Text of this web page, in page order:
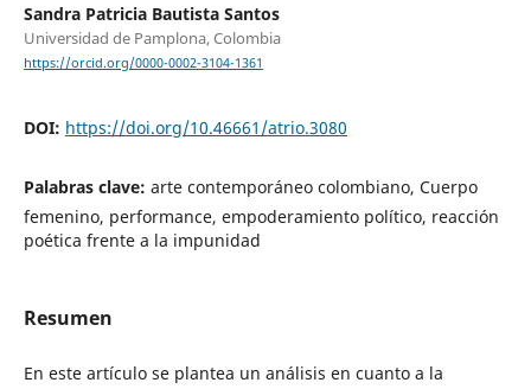
Sandra Patricia Bautista Santos
Universidad de Pamplona, Colombia
https://orcid.org/0000-0002-3104-1361
DOI: https://doi.org/10.46661/atrio.3080
Palabras clave: arte contemporáneo colombiano, Cuerpo
femenino, performance, empoderamiento político, reacción
poética frente a la impunidad
Resumen
En este artículo se plantea un análisis en cuanto a la